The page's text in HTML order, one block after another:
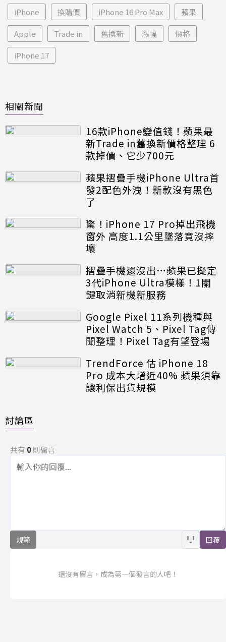
iPhone 換購價 iPhone 16 Pro Max 蘋果
Apple Trade in 舊換新 漲幅 價格
iPhone 17
相關新聞
16款iPhone變值錢！蘋果最
新Trade in舊換新價格整理 6
款掉價、它少700元
蘋果摺疊手機iPhone Ultra首
發2配色外洩！新款沒有黑色
了
驚！iPhone 17 Pro掉出飛機
窗外 高度1.1公里墜落竟沒摔
壞
摺疊手機還沒出…蘋果已擬定
3代iPhone Ultra模樣！1關
鍵取消新機新服務
Google Pixel 11系列機種與
Pixel Watch 5、Pixel Tag傳
聞整理！Pixel Tag有望登場
TrendForce 估 iPhone 18
Pro 成本大增近40% 蘋果須靠
讓利保出貨規模
討論區
共有 0則留言
規範 回覆
還沒有留言，成為第一個發言的人吧！